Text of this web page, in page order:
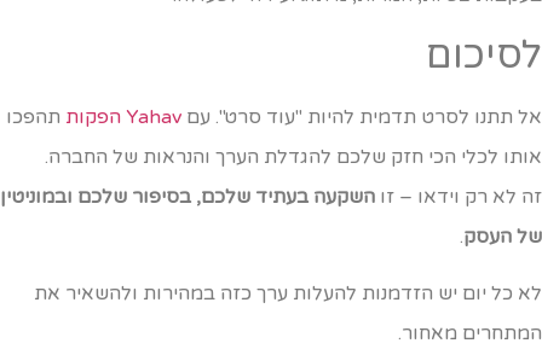
תתנו לסרט תדמית להיות "עוד סרט". עםYahav הפקות
תהפכו
לכלי הכי חזק שלכם להגדלת הערך והנראות של החברה.
לא רק וידאו – זוהשקעה בעתיד שלכם, בסיפור שלכם ובמוניטין
העסק.
כל יום יש הזדמנות להעלות ערך כזה במהירות ולהשאיר את
מאחור.